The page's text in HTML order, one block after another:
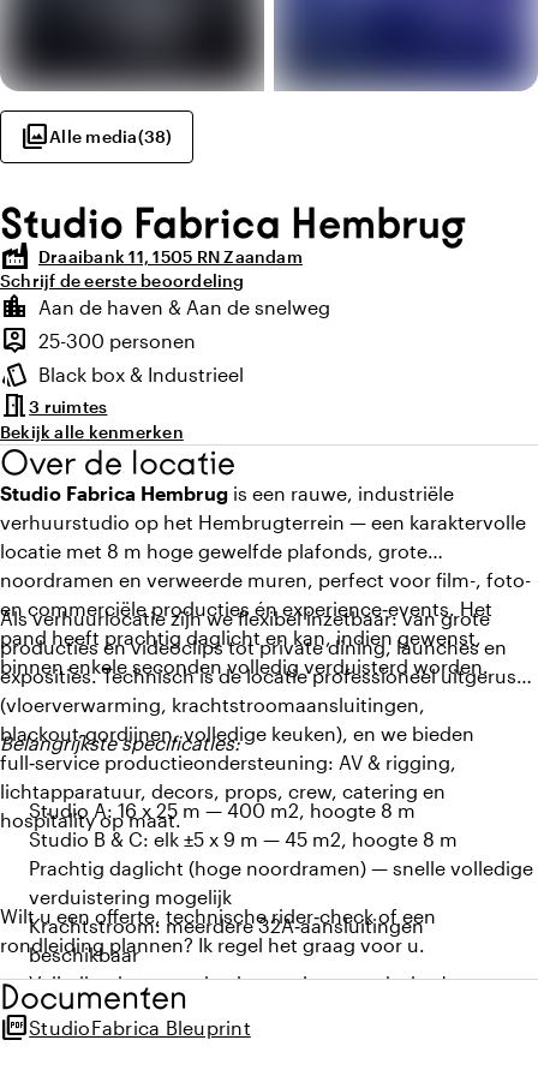
photo_libraryAlle media(38)
Studio Fabrica Hembrug
factory Draaibank 11, 1505 RN Zaandam
Schrijf de eerste beoordeling
Highlights
location_city
Locatie en omgeving
Aan de haven & Aan de snelweg
person_pin
Capaciteit
25-300 personen
style
Sfeer en uitstraling
Black box & Industrieel
meeting_room3 ruimtes
Bekijk alle kenmerken
Over de locatie
Studio Fabrica Hembrug is een rauwe, industriële
verhuurstudio op het Hembrugterrein — een karaktervolle
locatie met 8 m hoge gewelfde plafonds, grote
noordramen en verweerde muren, perfect voor film-, foto-
en commerciële producties én experience‑events. Het
pand heeft prachtig daglicht en kan, indien gewenst,
binnen enkele seconden volledig verduisterd worden.
Als verhuurlocatie zijn we flexibel inzetbaar: van grote
producties en videoclips tot private dining, launches en
exposities. Technisch is de locatie professioneel uitgerust
(vloerverwarming, krachtstroomaansluitingen,
blackout‑gordijnen, volledige keuken), en we bieden
full‑service productieondersteuning: AV & rigging,
lichtapparatuur, decors, props, crew, catering en
hospitality op maat.
Belangrijkste specificaties:
Studio A: 16 x 25 m — 400 m2, hoogte 8 m
Studio B & C: elk ±5 x 9 m — 45 m2, hoogte 8 m
Prachtig daglicht (hoge noordramen) — snelle volledige
verduistering mogelijk
Krachtstroom: meerdere 32A‑aansluitingen
beschikbaar
Volledig uitgeruste keuken; volautomatische Jura
koffiemachine
Vloerverwarming, verduisteringsgordijnen, high‑speed
Wilt u een offerte, technische rider‑check of een
rondleiding plannen? Ik regel het graag voor u.
Documenten
picture_as_pdfStudioFabrica Bleuprint